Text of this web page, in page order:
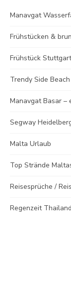
Manavgat
Frühstücken &
Frühstück Stuttgart
Trendy Side
Manavgat Basar –
Segway
Malta Urlaub
Top Strände
Reisesprüche /
Regenzeit Thailand